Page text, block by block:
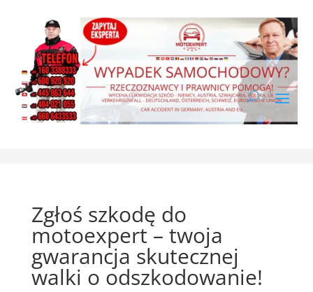
Zgłoś szkodę do
motoexpert – twoja
gwarancja skutecznej
walki o odszkodowanie!